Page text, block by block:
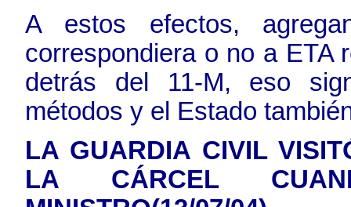
A estos efectos,
correspondiera o no a ETA
detrás del 11-M, eso
métodos y el Estado
LA GUARDIA CIVIL
LA CÁRCEL